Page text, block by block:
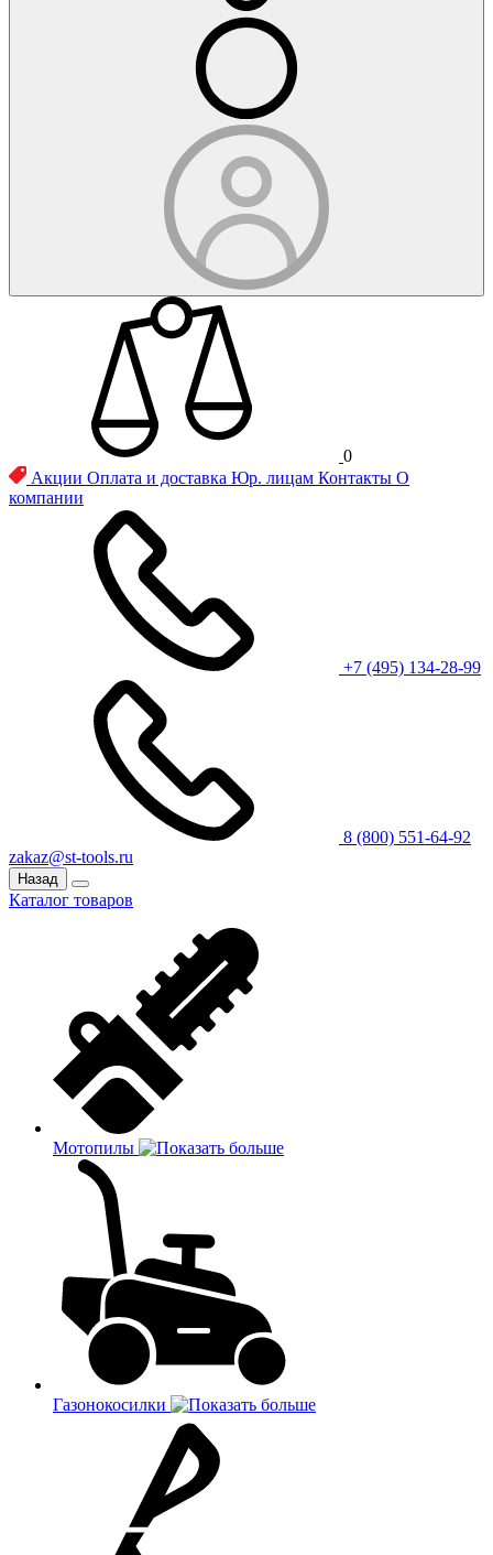
0
Акции Оплата и доставка Юр. лицам Контакты О
компании
+7 (495) 134-28-99
8 (800) 551-64-92
zakaz@st-tools.ru
Назад
Каталог товаров
Мотопилы
Газонокосилки